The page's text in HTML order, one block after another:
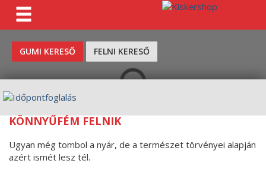
GUMI KERESŐ FELNI KERESŐ
KÖNNYŰFÉM FELNIK
Ugyan még tombol a nyár, de a természet törvényei alapján
azért ismét lesz tél.